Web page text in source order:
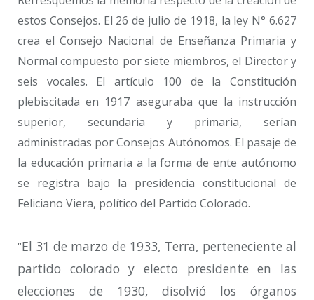
estos Consejos. El 26 de julio de 1918, la ley N° 6.627
crea el Consejo Nacional de Enseñanza Primaria y
Normal compuesto por siete miembros, el Director y
seis vocales. El artículo 100 de la Constitución
plebiscitada en 1917 aseguraba que la instrucción
superior, secundaria y primaria, serían
administradas por Consejos Autónomos. El pasaje de
la educación primaria a la forma de ente autónomo
se registra bajo la presidencia constitucional de
Feliciano Viera, político del Partido Colorado.
“El 31 de marzo de 1933, Terra, perteneciente al
partido colorado y electo presidente en las
elecciones de 1930, disolvió los órganos